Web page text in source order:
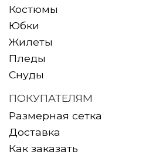
Костюмы
Юбки
Жилеты
Пледы
Снуды
ПОКУПАТЕЛЯМ
Размерная сетка
Доставка
Как заказать